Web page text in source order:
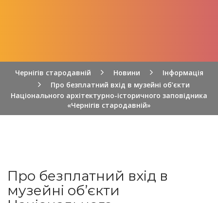
Чернігів стародавній Новини
Інформація
Про безплатний вхід в музейні об’єкти
Національного архітектурно-історичного заповідника
«Чернігів стародавній»
Про безплатний вхід в
музейні об’єкти